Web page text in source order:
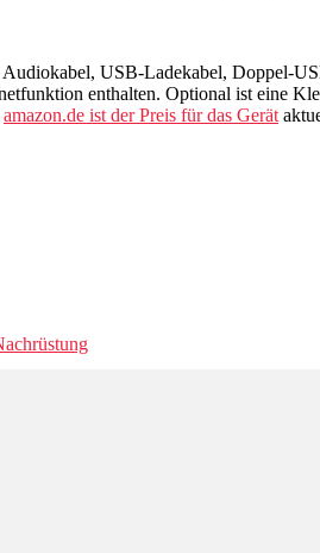
USB-Ladekabel, Doppel-
enthalten. Optional ist eine
amazon.de ist der Preis für das Gerät